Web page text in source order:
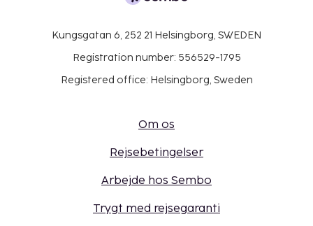
Kungsgatan 6, 252 21 Helsingborg, SWEDEN
Registration number: 556529-1795
Registered office: Helsingborg, Sweden
Om os
Rejsebetingelser
Arbejde hos Sembo
Trygt med rejsegaranti